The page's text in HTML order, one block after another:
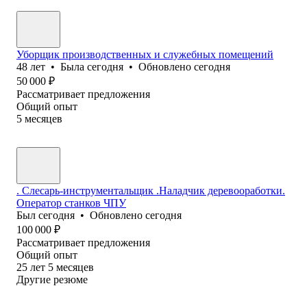
Уборщик производственных и служебных помещений
48 лет • Была сегодня • Обновлено сегодня
50 000 ₽
Рассматривает предложения
Общий опыт
5 месяцев
. Слесарь-инструментальщик .Наладчик деревооработки.
Оператор станков ЧПУ
Был сегодня • Обновлено сегодня
100 000 ₽
Рассматривает предложения
Общий опыт
25 лет 5 месяцев
Другие резюме